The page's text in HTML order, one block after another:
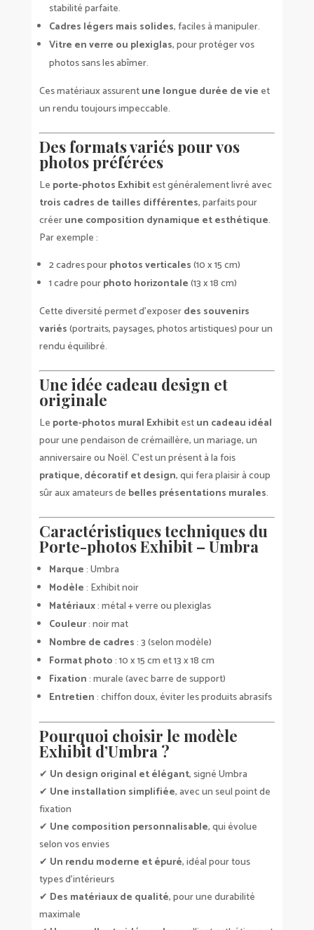
stabilité parfaite.
Cadres légers mais solides, faciles à manipuler.
Vitre en verre ou plexiglas, pour protéger vos
photos sans les abîmer.
Ces matériaux assurentune longue durée de vie et
un rendu toujours impeccable.
Des formats variés pour vos
photos préférées
Le porte-photos Exhibitest généralement livré avec
trois cadres de tailles différentes, parfaits pour
créerune composition dynamique et esthétique.
Par exemple :
2 cadres pourphotos verticales(10 x 15 cm)
1 cadre pourphoto horizontale(13 x 18 cm)
Cette diversité permet d’exposerdes souvenirs
variés(portraits, paysages, photos artistiques) pour un
rendu équilibré.
Une idée cadeau design et
originale
Le porte-photos mural Exhibitestun cadeau idéal
pour une pendaison de crémaillère, un mariage, un
anniversaire ou Noël. C’est un présent à la fois
pratique, décoratif et design, qui fera plaisir à coup
sûr aux amateurs de belles présentations murales.
Caractéristiques techniques du
Porte-photos Exhibit – Umbra
Marque: Umbra
Modèle: Exhibit noir
Matériaux: métal + verre ou plexiglas
Couleur: noir mat
Nombre de cadres: 3 (selon modèle)
Format photo: 10 x 15 cm et 13 x 18 cm
Fixation: murale (avec barre de support)
Entretien: chiffon doux, éviter les produits abrasifs
Pourquoi choisir le modèle
Exhibit d’Umbra ?
✔ Un design original et élégant, signé Umbra
✔ Une installation simplifiée, avec un seul point de
fixation
✔ Une composition personnalisable, qui évolue
selon vos envies
✔ Un rendu moderne et épuré, idéal pour tous
types d’intérieurs
✔ Des matériaux de qualité, pour une durabilité
maximale